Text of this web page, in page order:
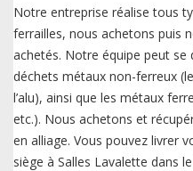
Notre entreprise réalise tous
ferrailles, nous achetons puis
achetés. Notre équipe peut se
déchets métaux non-ferreux
l’alu), ainsi que les métaux
etc.). Nous achetons et
en alliage. Vous pouvez livrer
siège à Salles Lavalette dans